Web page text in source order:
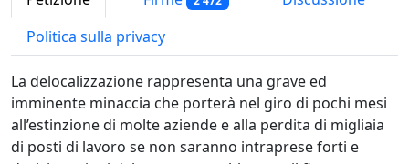
Politica sulla privacy
La delocalizzazione rappresenta una grave ed
imminente minaccia che porterà nel giro di pochi mesi
all’estinzione di molte aziende e alla perdita di migliaia
di posti di lavoro se non saranno intraprese forti e